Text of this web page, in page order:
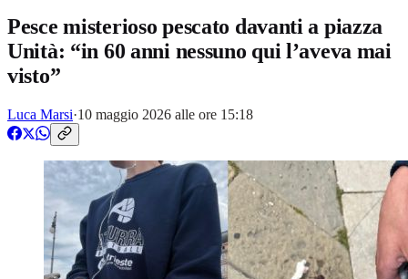
Pesce misterioso pescato davanti a piazza
Unità: “in 60 anni nessuno qui l’aveva mai
visto”
Luca Marsi·10 maggio 2026 alle ore 15:18